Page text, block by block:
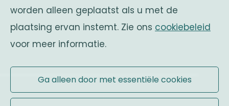
worden alleen geplaatst als u met de
plaatsing ervan instemt. Zie ons cookiebeleid
voor meer informatie.
Ga alleen door met essentiële cookies
Fonds Keingiaert
belgische monarchie
Officiële website
Gebruiksvoorwaarden|